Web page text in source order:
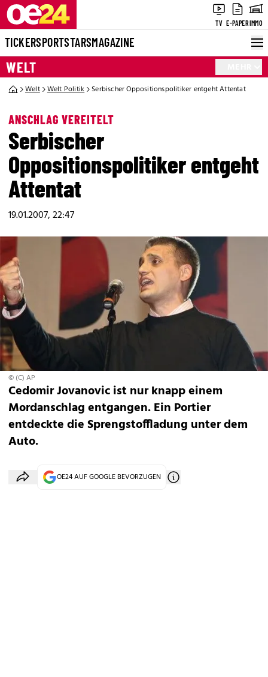
TV E-PAPERIMMO
TICKERSPORTSTARSMAGAZINE
WELT
Welt Welt Politik Serbischer Oppositionspolitiker entgeht Attentat
ANSCHLAG VEREITELT
Serbischer
Oppositionspolitiker entgeht
Attentat
19.01.2007, 22:47
© (C) AP
Cedomir Jovanovic ist nur knapp einem
Mordanschlag entgangen. Ein Portier
entdeckte die Sprengstoffladung unter dem
Auto.
OE24 AUF GOOGLE BEVORZUGEN